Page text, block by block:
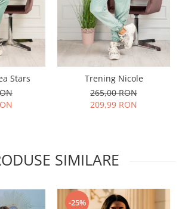
Stars
Trening Nicole
265,00 RON
209,99 RON
SIMILARE
-25%